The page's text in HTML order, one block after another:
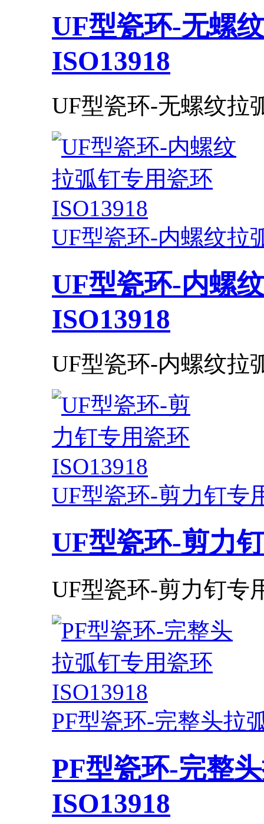
UF型瓷环-无螺
ISO13918​
UF型瓷环-无螺纹拉
UF型瓷环-内螺纹拉
UF型瓷环-内螺
ISO13918​
UF型瓷环-内螺纹拉
UF型瓷环-剪力钉专
UF型瓷环-剪力
UF型瓷环-剪力钉专
PF型瓷环-完整头拉
PF型瓷环-完整
ISO13918